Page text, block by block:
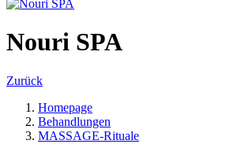
Nouri SPA
Zurück
Homepage
Behandlungen
MASSAGE-Rituale